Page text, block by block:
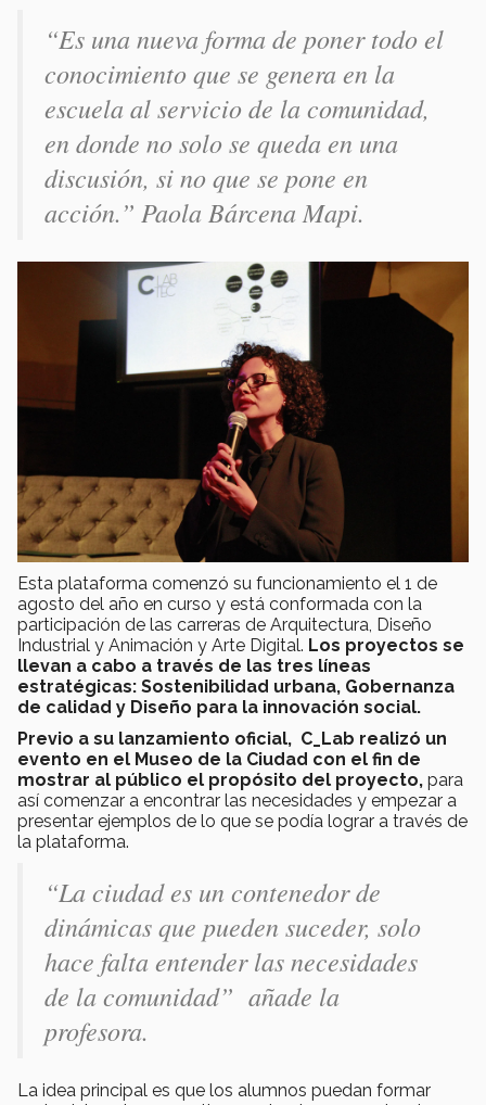
“Es una nueva forma de poner todo el
conocimiento que se genera en la
escuela al servicio de la comunidad,
en donde no solo se queda en una
discusión, si no que se pone en
acción.” Paola Bárcena Mapi.
Esta plataforma comenzó su funcionamiento el 1 de
agosto del año en curso y está conformada con la
participación de las carreras de Arquitectura, Diseño
Industrial y Animación y Arte Digital. Los proyectos se
llevan a cabo a través de las tres líneas
estratégicas: Sostenibilidad urbana, Gobernanza
de calidad y Diseño para la innovación social.
Previo a su lanzamiento oficial, C_Lab realizó un
evento en el Museo de la Ciudad con el fin de
mostrar al público el propósito del proyecto, para
así comenzar a encontrar las necesidades y empezar a
presentar ejemplos de lo que se podía lograr a través de
la plataforma.
“La ciudad es un contenedor de
dinámicas que pueden suceder, solo
hace falta entender las necesidades
de la comunidad” añade la
profesora.
La idea principal es que los alumnos puedan formar